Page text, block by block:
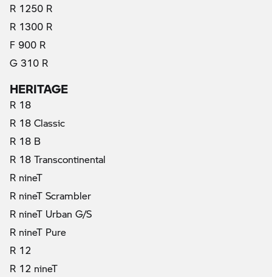
R 1250 R
R 1300 R
F 900 R
G 310 R
HERITAGE
R 18
R 18 Classic
R 18 B
R 18 Transcontinental
R nineT
R nineT Scrambler
R nineT Urban G/S
R nineT Pure
R 12
R 12 nineT